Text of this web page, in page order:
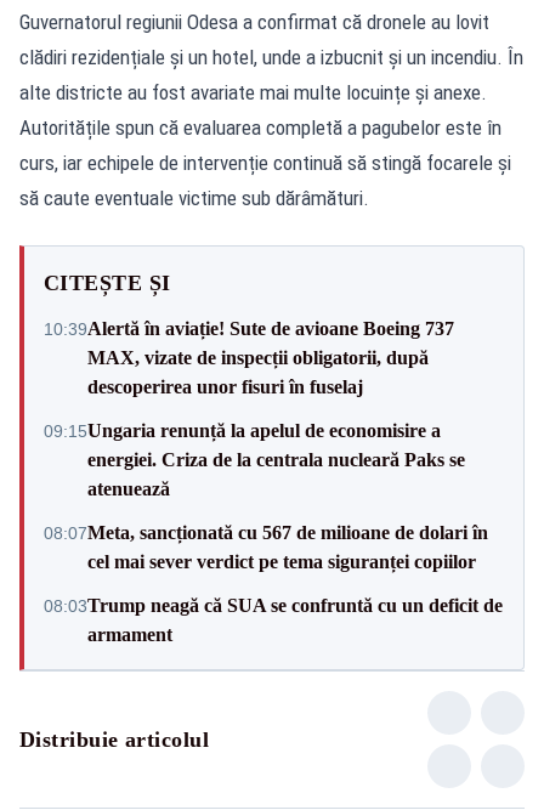
Guvernatorul regiunii Odesa a confirmat că dronele au lovit
clădiri rezidențiale și un hotel, unde a izbucnit și un incendiu. În
alte districte au fost avariate mai multe locuințe și anexe.
Autoritățile spun că evaluarea completă a pagubelor este în
curs, iar echipele de intervenție continuă să stingă focarele și
să caute eventuale victime sub dărâmături.
CITEȘTE ȘI
10:39Alertă în aviație! Sute de avioane Boeing 737
MAX, vizate de inspecții obligatorii, după
descoperirea unor fisuri în fuselaj
09:15Ungaria renunță la apelul de economisire a
energiei. Criza de la centrala nucleară Paks se
atenuează
08:07Meta, sancționată cu 567 de milioane de dolari în
cel mai sever verdict pe tema siguranței copiilor
08:03Trump neagă că SUA se confruntă cu un deficit de
armament
Distribuie articolul